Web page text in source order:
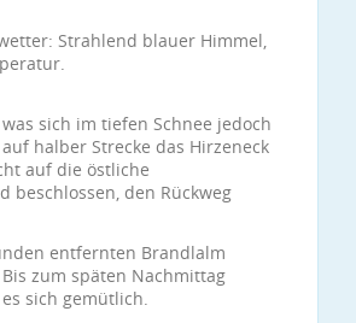
Strahlend blauer Himmel,
sich im tiefen Schnee jedoch
halber Strecke das Hirzeneck
auf die östliche
beschlossen, den Rückweg
entfernten Brandlalm
zum späten Nachmittag
sich gemütlich.